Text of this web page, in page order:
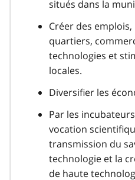
situés dans la
Créer des
quartiers,
technologies et
locales.
Diversifier les
Par les
vocation
transmission du
technologie et la
de haute